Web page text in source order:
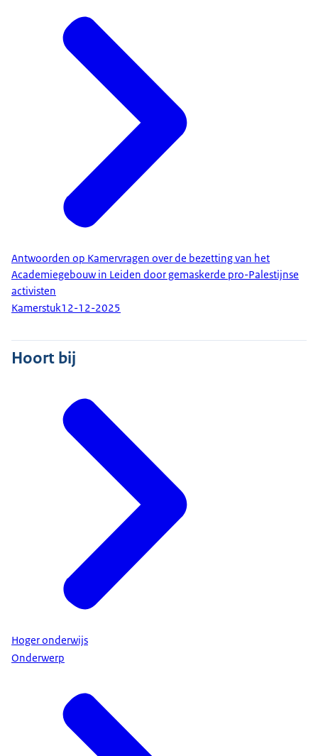
Antwoorden op Kamervragen over de bezetting van het
Academiegebouw in Leiden door gemaskerde pro-Palestijnse
activisten
Kamerstuk12-12-2025
Hoort bij
Hoger onderwijs
Onderwerp